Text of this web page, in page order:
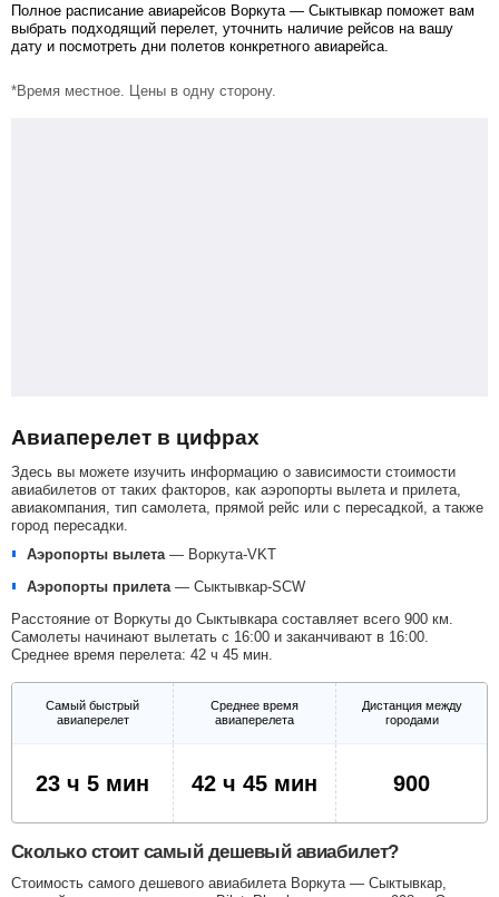
Полное расписание авиарейсов Воркута — Сыктывкар поможет вам
выбрать подходящий перелет, уточнить наличие рейсов на вашу
дату и посмотреть дни полетов конкретного авиарейса.
*Время местное. Цены в одну сторону.
Авиаперелет в цифрах
Здесь вы можете изучить информацию о зависимости стоимости
авиабилетов от таких факторов, как аэропорты вылета и прилета,
авиакомпания, тип самолета, прямой рейс или с пересадкой, а также
город пересадки.
Аэропорты вылета — Воркута-VKT
Аэропорты прилета — Сыктывкар-SCW
Расстояние от Воркуты до Сыктывкара составляет всего 900 км.
Самолеты начинают вылетать с 16:00 и заканчивают в 16:00.
Среднее время перелета: 42 ч 45 мин.
Самый быстрый
авиаперелет
Среднее время
авиаперелета
Дистанция между
городами
23 ч 5 мин 42 ч 45 мин 900
Сколько стоит самый дешевый авиабилет?
Стоимость самого дешевого авиабилета Воркута — Сыктывкар,